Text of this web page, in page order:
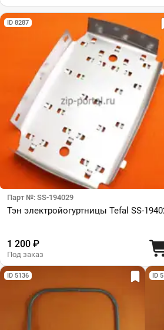
ID 8287
Парт №: SS-194029
Тэн электройогуртницы Tefal SS-
1 200 ₽
Под заказ
ID 5136 ID